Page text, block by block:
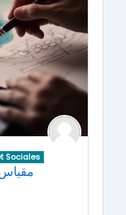
Sociales